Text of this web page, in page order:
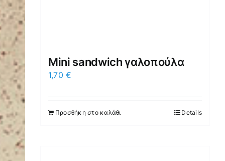
Mini sandwich γαλοπούλα
1,70€
Προσθήκη στο καλάθι Details